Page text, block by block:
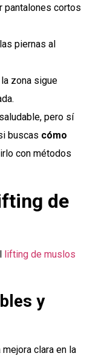
pantalones cortos
piernas al
zona sigue
pero sí
buscas cómo
con métodos
de
lifting de muslos
y
clara en la